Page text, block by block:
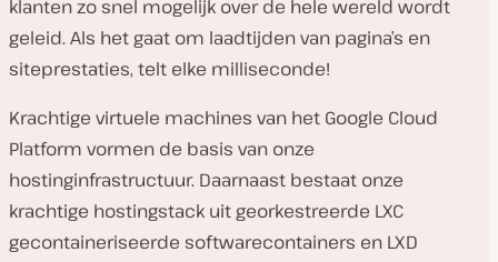
klanten zo snel mogelijk over de hele wereld wordt
geleid. Als het gaat om laadtijden van pagina’s en
siteprestaties, telt elke milliseconde!
Krachtige virtuele machines van het Google Cloud
Platform vormen de basis van onze
hostinginfrastructuur. Daarnaast bestaat onze
krachtige hostingstack uit georkestreerde LXC
gecontaineriseerde softwarecontainers en LXD